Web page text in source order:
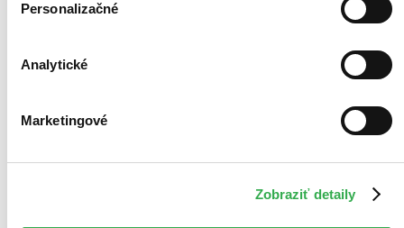
Personalizačné
Analytické
Marketingové
Zobraziť detaily